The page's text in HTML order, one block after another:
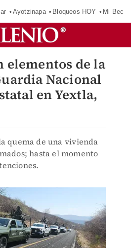
Ayotzinapa Bloqueos HOY Mi Beca
elementos de la
Nacional
en Yextla,
quema de una vivienda
hasta el momento